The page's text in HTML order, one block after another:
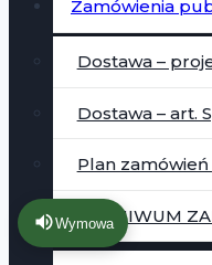
Zamówienia
Dostawa –
Dostawa – art.
Plan
ARCHIWUM
Wymowa